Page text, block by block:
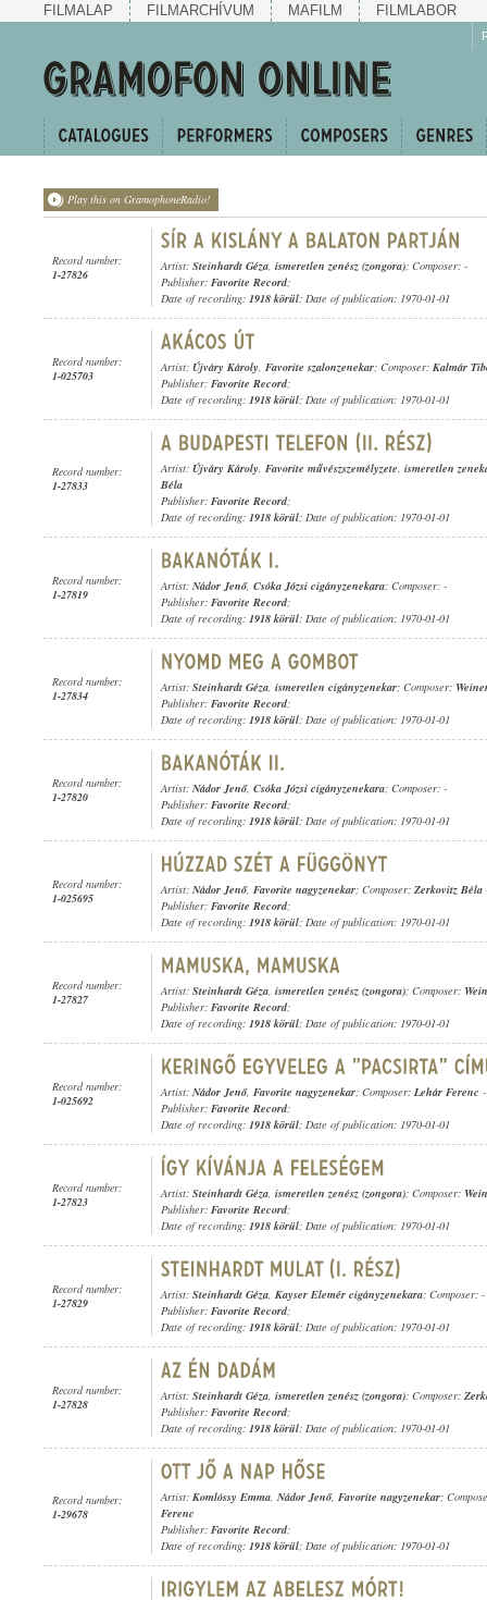
FILMALAP FILMARCHÍVUM MAFILM FILMLABOR
Play this on GramophoneRadio!
Record number:
1-27826
Artist: Steinhardt Géza, ismeretlen zenész (zongora); Composer: -
Publisher: Favorite Record;
Date of recording: 1918 körül; Date of publication: 1970-01-01
Record number:
1-025703
Artist: Újváry Károly, Favorite szalonzenekar; Composer: Kalmár
Publisher: Favorite Record;
Date of recording: 1918 körül; Date of publication: 1970-01-01
Record number:
1-27833
Artist: Újváry Károly, Favorite művészszemélyzete, ismeretlen
Béla
Publisher: Favorite Record;
Date of recording: 1918 körül; Date of publication: 1970-01-01
Record number:
1-27819
Artist: Nádor Jenő, Csóka Józsi cigányzenekara; Composer: -
Publisher: Favorite Record;
Date of recording: 1918 körül; Date of publication: 1970-01-01
Record number:
1-27834
Artist: Steinhardt Géza, ismeretlen cigányzenekar; Composer:
Publisher: Favorite Record;
Date of recording: 1918 körül; Date of publication: 1970-01-01
Record number:
1-27820
Artist: Nádor Jenő, Csóka Józsi cigányzenekara; Composer: -
Publisher: Favorite Record;
Date of recording: 1918 körül; Date of publication: 1970-01-01
Record number:
1-025695
Artist: Nádor Jenő, Favorite nagyzenekar; Composer: Zerkovitz Béla
Publisher: Favorite Record;
Date of recording: 1918 körül; Date of publication: 1970-01-01
Record number:
1-27827
Artist: Steinhardt Géza, ismeretlen zenész (zongora); Composer:
Publisher: Favorite Record;
Date of recording: 1918 körül; Date of publication: 1970-01-01
Record number:
1-025692
Artist: Nádor Jenő, Favorite nagyzenekar; Composer: Lehár Ferenc
Publisher: Favorite Record;
Date of recording: 1918 körül; Date of publication: 1970-01-01
Record number:
1-27823
Artist: Steinhardt Géza, ismeretlen zenész (zongora); Composer:
Publisher: Favorite Record;
Date of recording: 1918 körül; Date of publication: 1970-01-01
Record number:
1-27829
Artist: Steinhardt Géza, Kayser Elemér cigányzenekara; Composer: -
Publisher: Favorite Record;
Date of recording: 1918 körül; Date of publication: 1970-01-01
Record number:
1-27828
Artist: Steinhardt Géza, ismeretlen zenész (zongora); Composer:
Publisher: Favorite Record;
Date of recording: 1918 körül; Date of publication: 1970-01-01
Record number:
1-29678
Artist: Komlóssy Emma, Nádor Jenő, Favorite nagyzenekar;
Ferenc
Publisher: Favorite Record;
Date of recording: 1918 körül; Date of publication: 1970-01-01